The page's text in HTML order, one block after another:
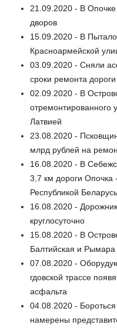
21.09.2020 - В
дворов
15.09.2020 - В
Красноармейской
03.09.2020 - Сняли
сроки ремонта
02.09.2020 - В
отремонтированного
Латвией
23.08.2020 -
млрд рублей на
16.08.2020 - В
3,7 км дороги Опочка
Республикой Беларусь
16.08.2020 -
круглосуточно
15.08.2020 - В
Балтийская и
07.08.2020 -
гдовской трассе
асфальта
04.08.2020 -
намерены